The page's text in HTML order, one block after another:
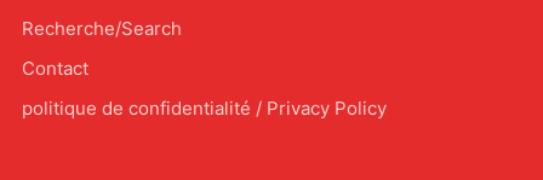
Recherche/Search
Contact
politique de confidentialité / Privacy Policy